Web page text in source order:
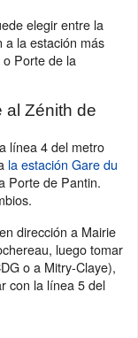
elegir entre la
a la estación más
Porte de la
al Zénith de
línea 4 del metro
la estación Gare du
Porte de Pantin.
dirección a Mairie
luego tomar
o a Mitry-Claye),
con la línea 5 del